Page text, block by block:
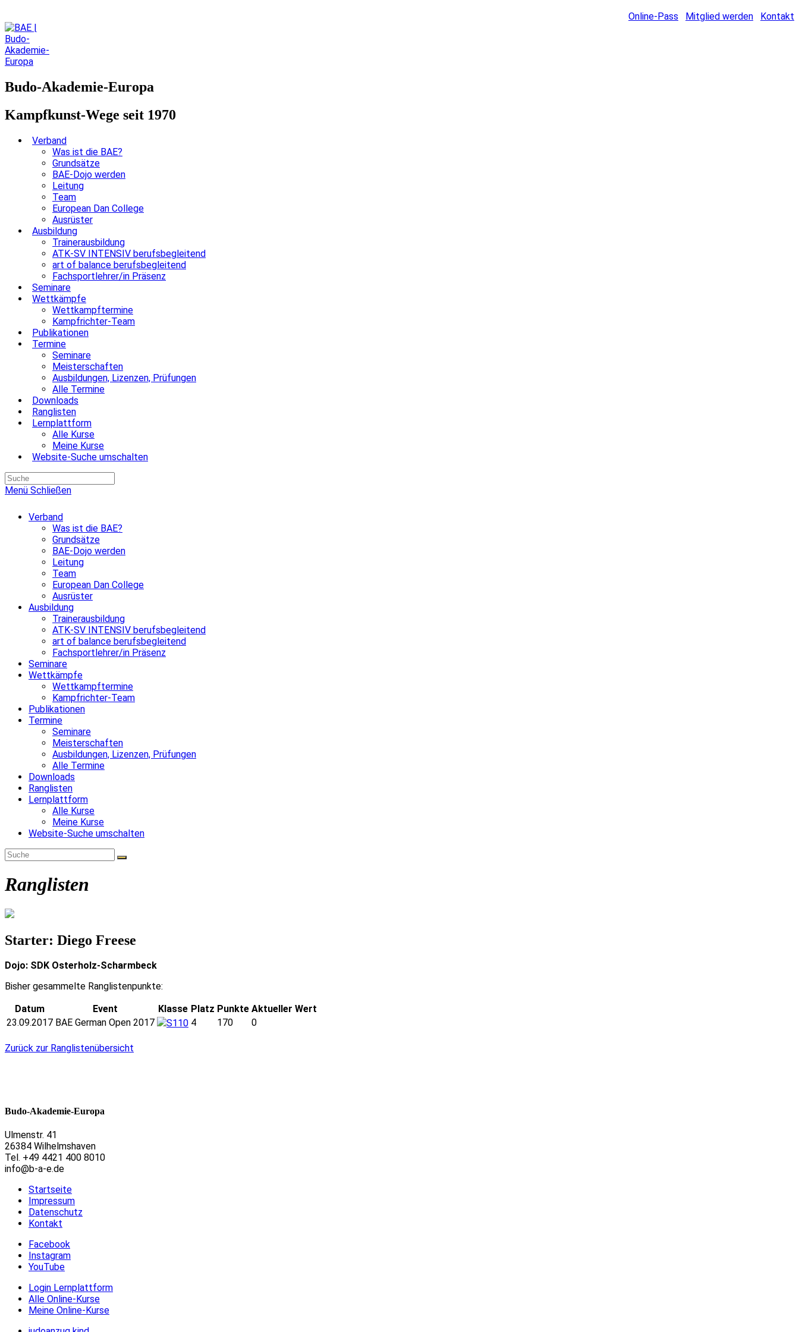
Online-Pass Mitglied werden Kontakt
Budo-Akademie-Europa
Kampfkunst-Wege seit 1970
Verband
Was ist die BAE?
Grundsätze
BAE-Dojo werden
Leitung
Team
European Dan College
Ausrüster
Ausbildung
Trainerausbildung
ATK-SV INTENSIV berufsbegleitend
art of balance berufsbegleitend
Fachsportlehrer/in Präsenz
Seminare
Wettkämpfe
Wettkampftermine
Kampfrichter-Team
Publikationen
Termine
Seminare
Meisterschaften
Ausbildungen, Lizenzen, Prüfungen
Alle Termine
Downloads
Ranglisten
Lernplattform
Alle Kurse
Meine Kurse
Website-Suche umschalten
Menü Schließen
Verband
Was ist die BAE?
Grundsätze
BAE-Dojo werden
Leitung
Team
European Dan College
Ausrüster
Ausbildung
Trainerausbildung
ATK-SV INTENSIV berufsbegleitend
art of balance berufsbegleitend
Fachsportlehrer/in Präsenz
Seminare
Wettkämpfe
Wettkampftermine
Kampfrichter-Team
Publikationen
Termine
Seminare
Meisterschaften
Ausbildungen, Lizenzen, Prüfungen
Alle Termine
Downloads
Ranglisten
Lernplattform
Alle Kurse
Meine Kurse
Website-Suche umschalten
Ranglisten
Starter: Diego Freese
Dojo: SDK Osterholz-Scharmbeck
Bisher gesammelte Ranglistenpunkte:
Datum
Event Klasse Platz Punkte Aktueller Wert
23.09.2017 BAE German Open 2017 S110 4 170 0
Zurück zur Ranglistenübersicht
Budo-Akademie-Europa
Ulmenstr. 41
26384 Wilhelmshaven
Tel. +49 4421 400 8010
info@b-a-e.de
Startseite
Impressum
Datenschutz
Kontakt
Facebook
Instagram
YouTube
Login Lernplattform
Alle Online-Kurse
Meine Online-Kurse